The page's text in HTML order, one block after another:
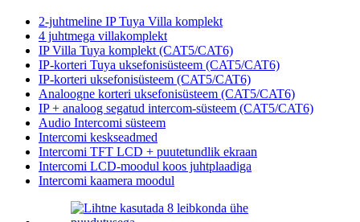
2-juhtmeline IP Tuya Villa komplekt
4 juhtmega villakomplekt
IP Villa Tuya komplekt (CAT5/CAT6)
IP-korteri Tuya uksefonisüsteem (CAT5/CAT6)
IP-korteri uksefonisüsteem (CAT5/CAT6)
Analoogne korteri uksefonisüsteem (CAT5/CAT6)
IP + analoog segatud intercom-süsteem (CAT5/CAT6)
Audio Intercomi süsteem
Intercomi keskseadmed
Intercomi TFT LCD + puutetundlik ekraan
Intercomi LCD-moodul koos juhtplaadiga
Intercomi kaamera moodul